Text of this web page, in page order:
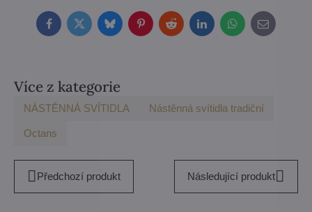
FacebookTwitterBlueskyPinterestRedditLinkedInWhatsApp
E-
mail
Více z kategorie
NÁSTĚNNÁ SVÍTIDLA Nástěnná svítidla tradiční
Octans
Předchozí produkt Následující produkt